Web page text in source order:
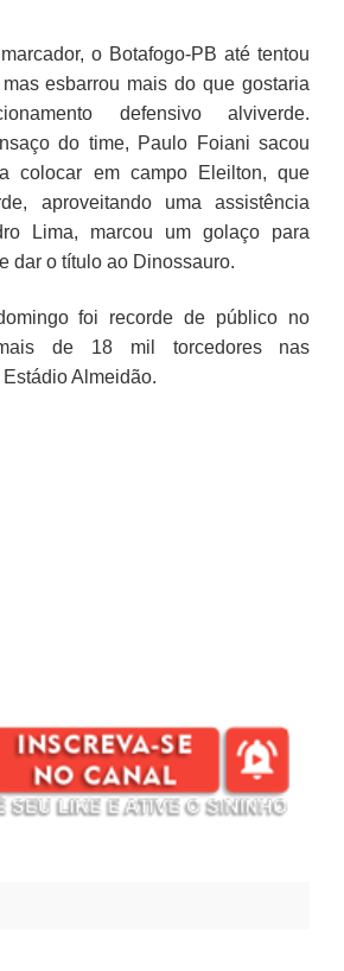
o Botafogo-PB até tentou
esbarrou mais do que gostaria
defensivo alviverde.
do time, Paulo Foiani sacou
colocar em campo Eleilton, que
aproveitando uma assistência
Lima, marcou um golaço para
dar o título ao Dinossauro.
foi recorde de público no
de 18 mil torcedores nas
Almeidão.